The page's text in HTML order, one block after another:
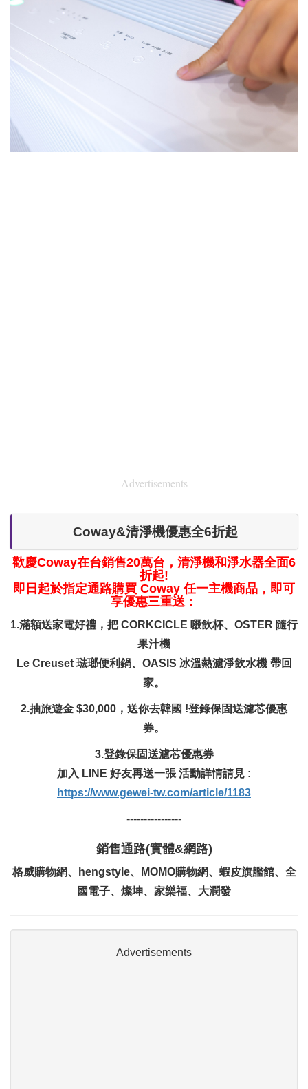
Advertisements
Coway&清淨機優惠全6折起
歡慶Coway在台銷售20萬台，清淨機和淨水器全面6
折起!
即日起於指定通路購買 Coway 任一主機商品，即可
享優惠三重送：
1.滿額送家電好禮，把 CORKCICLE 啜飲杯、OSTER 隨行
果汁機
Le Creuset 琺瑯便利鍋、OASIS 冰溫熱濾淨飲水機 帶回
家。
2.抽旅遊金 $30,000，送你去韓國 !登錄保固送濾芯優惠
券。
3.登錄保固送濾芯優惠券
加入 LINE 好友再送一張 活動詳情請見 :
https://www.gewei-tw.com/article/1183
----------------
銷售通路(實體&網路)
格威購物網、hengstyle、MOMO購物網、蝦皮旗艦館、全
國電子、燦坤、家樂福、大潤發
Advertisements